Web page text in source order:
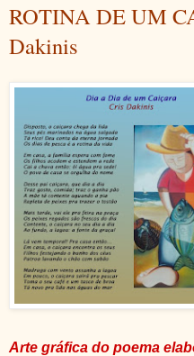
ROTINA DE UM
Dakinis
Arte gráfica do poema e